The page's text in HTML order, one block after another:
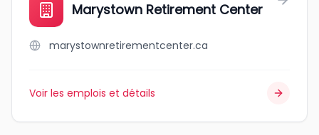
Marystown Retirement Center
marystownretirementcenter.ca
Voir les emplois et détails